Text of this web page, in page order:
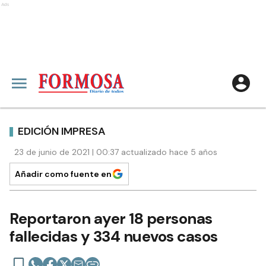
Ads
EDICIÓN IMPRESA
23 de junio de 2021 | 00:37 actualizado hace 5 años
Añadir como fuente en
Reportaron ayer 18 personas
fallecidas y 334 nuevos casos